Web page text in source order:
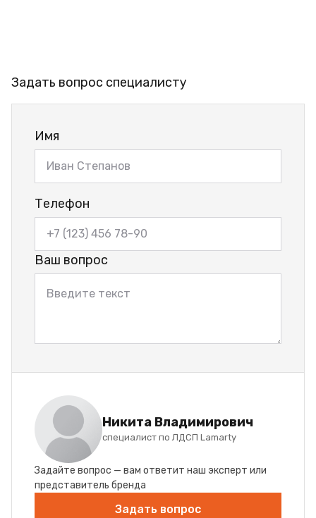
Задать вопрос специалисту
Имя
Телефон
Ваш вопрос
Никита Владимирович
специалист по ЛДСП Lamarty
Задайте вопрос — вам ответит наш эксперт или
представитель бренда
Задать вопрос